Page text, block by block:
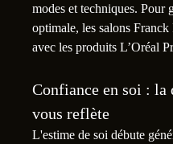
modes et techniques. Pour
optimale, les salons
avec les produits L’Oréal
Confiance en soi : la
vous reflète
L'estime de soi débute